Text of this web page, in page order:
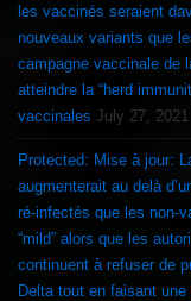
les vaccinés seraient
nouveaux variants que
campagne vaccinale de
atteindre la “herd
vaccinales July 27, 2021
Protected: Mise à jour:
augmenterait au delà
ré-infectés que les non-
“mild” alors que les
continuent à refuser de
Delta tout en faisant